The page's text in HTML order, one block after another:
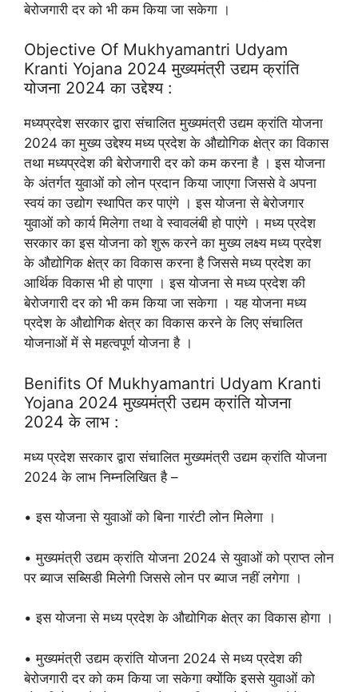
बेरोजगारी दर को भी कम किया जा सकेगा ।
Objective Of Mukhyamantri Udyam
Kranti Yojana 2024 मुख्यमंत्री उद्यम क्रांति
योजना 2024 का उद्देश्य :
मध्यप्रदेश सरकार द्वारा संचालित मुख्यमंत्री उद्यम क्रांति योजना
2024 का मुख्य उद्देश्य मध्य प्रदेश के औद्योगिक क्षेत्र का विकास
तथा मध्यप्रदेश की बेरोजगारी दर को कम करना है । इस योजना
के अंतर्गत युवाओं को लोन प्रदान किया जाएगा जिससे वे अपना
स्वयं का उद्योग स्थापित कर पाएंगे । इस योजना से बेरोजगार
युवाओं को कार्य मिलेगा तथा वे स्वावलंबी हो पाएंगे । मध्य प्रदेश
सरकार का इस योजना को शुरू करने का मुख्य लक्ष्य मध्य प्रदेश
के औद्योगिक क्षेत्र का विकास करना है जिससे मध्य प्रदेश का
आर्थिक विकास भी हो पाएगा । इस योजना से मध्य प्रदेश की
बेरोजगारी दर को भी कम किया जा सकेगा । यह योजना मध्य
प्रदेश के औद्योगिक क्षेत्र का विकास करने के लिए संचालित
योजनाओं में से महत्वपूर्ण योजना है ।
Benifits Of Mukhyamantri Udyam Kranti
Yojana 2024 मुख्यमंत्री उद्यम क्रांति योजना
2024 के लाभ :
मध्य प्रदेश सरकार द्वारा संचालित मुख्यमंत्री उद्यम क्रांति योजना
2024 के लाभ निम्नलिखित है –
• इस योजना से युवाओं को बिना गारंटी लोन मिलेगा ।
• मुख्यमंत्री उद्यम क्रांति योजना 2024 से युवाओं को प्राप्त लोन
पर ब्याज सब्सिडी मिलेगी जिससे लोन पर ब्याज नहीं लगेगा ।
• इस योजना से मध्य प्रदेश के औद्योगिक क्षेत्र का विकास होगा ।
• मुख्यमंत्री उद्यम क्रांति योजना 2024 से मध्य प्रदेश की
बेरोजगारी दर को कम किया जा सकेगा क्योंकि इससे युवाओं को